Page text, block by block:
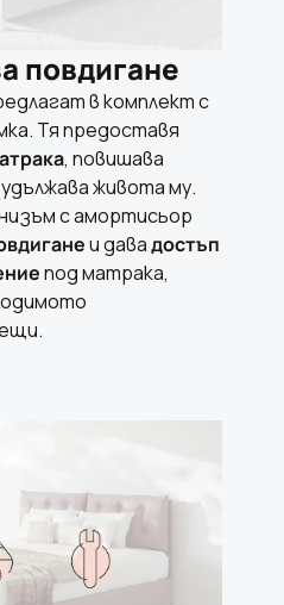
повдигане
в комплект с
Тя предоставя
, повишава
живота му.
с амортисьор
и давадостъп
под матрака,